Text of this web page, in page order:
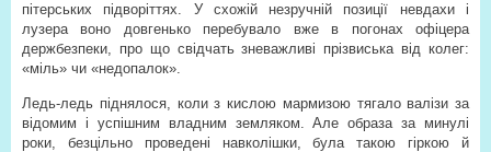
пітерських підворіттях. У схожій незручній позиції невдахи і
лузера воно довгенько перебувало вже в погонах офіцера
держбезпеки, про що свідчать зневажливі прізвиська від колег:
«міль» чи «недопалок».
Ледь-ледь піднялося, коли з кислою мармизою тягало валізи за
відомим і успішним владним земляком. Але образа за минулі
роки, безцільно проведені навколішки, була такою гіркою й